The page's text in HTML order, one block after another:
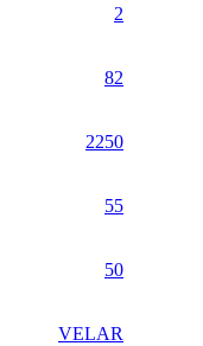
2
82
2250
55
50
VELAR